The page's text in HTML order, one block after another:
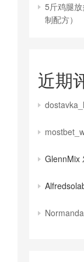
5斤鸡腿
制配方）
近期
GlennMix